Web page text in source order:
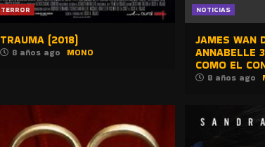
TERROR
TRAUMA (2018)
8 años ago MONO
NOTICIAS
JAMES WAN
ANNABELLE
COMO EL
8 años ago